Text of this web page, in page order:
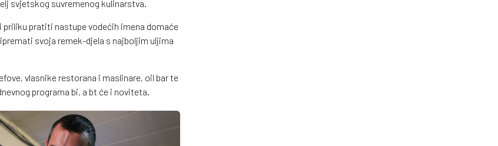
svjetskog suvremenog kulinarstva.
pratiti nastupe vodećih imena domaće
svoja remek-djela s najboljim uljima
vlasnike restorana i maslinare, oil bar te
programa bi, a bt će i noviteta.